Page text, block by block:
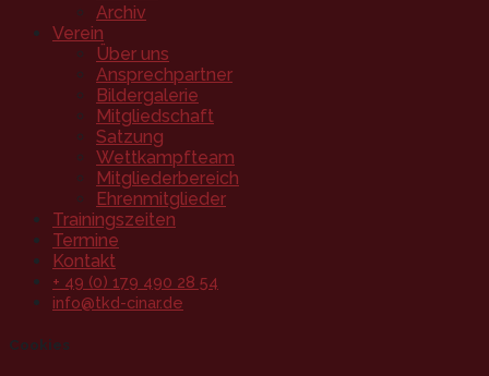
Archiv
Verein
Über uns
Ansprechpartner
Bildergalerie
Mitgliedschaft
Satzung
Wettkampfteam
Mitgliederbereich
Ehrenmitglieder
Trainingszeiten
Termine
Kontakt
+ 49 (0) 179 490 28 54
info@tkd-cinar.de
Cookies